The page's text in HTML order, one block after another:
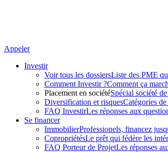
Appeler
Investir
Voir tous les dossiersListe des PME
Comment Investir ?Comment ça
Placement en sociétéSpécial société
Diversification et risquesCatégories
FAQ InvestirLes réponses aux
Se financer
ImmobilierProfessionels, financez
CopropriétésLe prêt qui fédère les
FAQ Porteur de ProjetLes réponses